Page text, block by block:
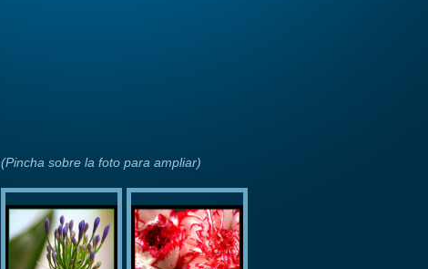
(Pincha sobre la foto para ampliar)